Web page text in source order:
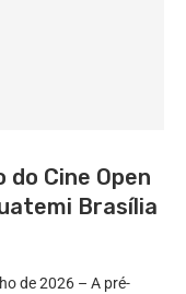
do Cine Open
Brasília
de 2026 – A pré-